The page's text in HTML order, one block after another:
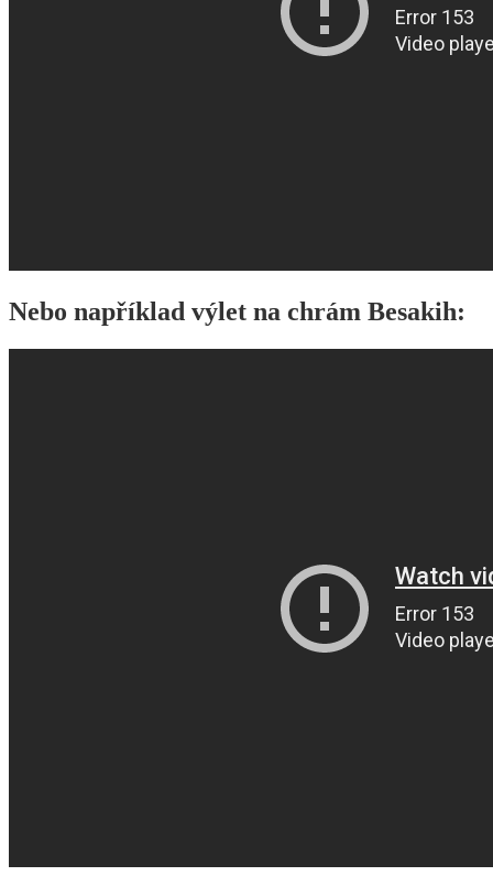
Nebo například výlet na chrám Besakih: